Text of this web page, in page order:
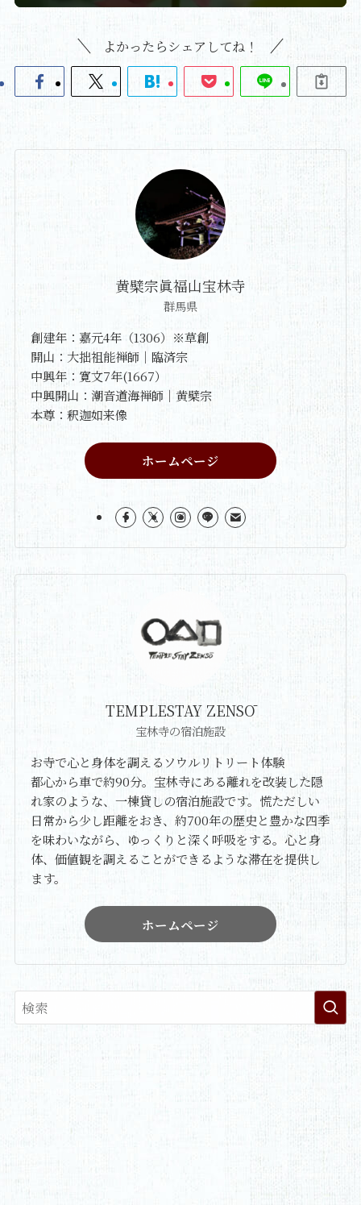
よかったらシェアしてね！
黄檗宗眞福山宝林寺
群馬県
創建年：嘉元4年（1306）※草創
開山：大拙祖能禅師｜臨済宗
中興年：寛文7年(1667）
中興開山：潮音道海禅師｜黄檗宗
本尊：釈迦如来像
ホームページ
TEMPLESTAY ZENSŌ
宝林寺の宿泊施設
お寺で心と身体を調えるソウルリトリート体験
都心から車で約90分。宝林寺にある離れを改装した隠
れ家のような、一棟貸しの宿泊施設です。慌ただしい
日常から少し距離をおき、約700年の歴史と豊かな四季
を味わいながら、ゆっくりと深く呼吸をする。心と身
体、価値観を調えることができるような滞在を提供し
ます。
ホームページ